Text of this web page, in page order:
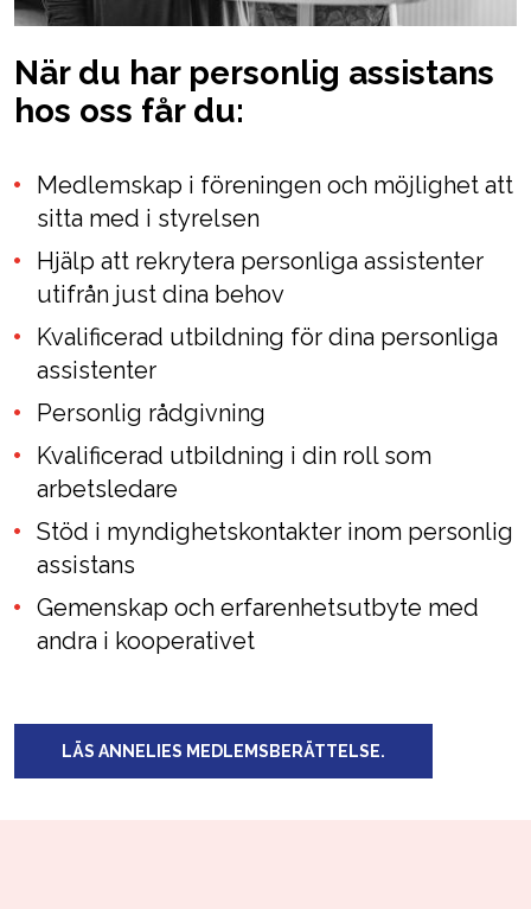
När du har personlig assistans
hos oss får du:
Medlemskap i föreningen och möjlighet att
sitta med i styrelsen
Hjälp att rekrytera personliga assistenter
utifrån just dina behov
Kvalificerad utbildning för dina personliga
assistenter
Personlig rådgivning
Kvalificerad utbildning i din roll som
arbetsledare
Stöd i myndighetskontakter inom personlig
assistans
Gemenskap och erfarenhetsutbyte med
andra i kooperativet
LÄS ANNELIES MEDLEMSBERÄTTELSE.